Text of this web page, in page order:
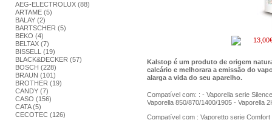
AEG-ELECTROLUX (88)
ARTAME (5)
BALAY (2)
BARTSCHER (5)
BEKO (4)
BELTAX (7)
BISSELL (19)
BLACK&DECKER (57)
BOSCH (228)
BRAUN (101)
BROTHER (19)
CANDY (7)
CASO (156)
CATA (5)
CECOTEC (126)
Kalstop é um produto de origem
calcário e melhorara a emissão do
alarga a vida do seu aparelho.
Compatível com: : - Vaporella serie
Vaporella 850/870/1400/1905 - Vaporella
Compatível com : Vaporetto serie